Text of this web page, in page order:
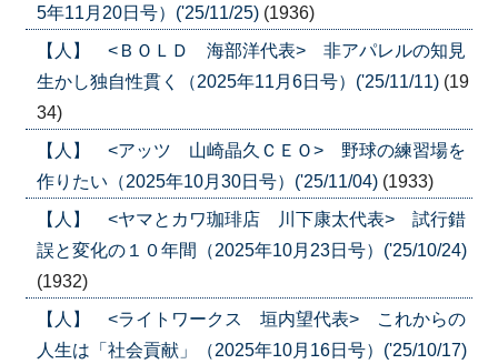
5年11月20日号）('25/11/25) (1936)
【人】 <ＢＯＬＤ 海部洋代表> 非アパレルの知見
生かし独自性貫く（2025年11月6日号）('25/11/11) (19
34)
【人】 <アッツ 山崎晶久ＣＥＯ> 野球の練習場を
作りたい（2025年10月30日号）('25/11/04) (1933)
【人】 <ヤマとカワ珈琲店 川下康太代表> 試行錯
誤と変化の１０年間（2025年10月23日号）('25/10/24)
(1932)
【人】 <ライトワークス 垣内望代表> これからの
人生は「社会貢献」（2025年10月16日号）('25/10/17)